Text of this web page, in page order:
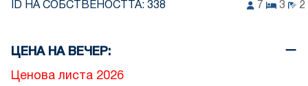
ID НА СОБСТВЕНОСТТА: 338 7 3 2
ЦЕНА НА ВЕЧЕР:
Ценова листа 2026